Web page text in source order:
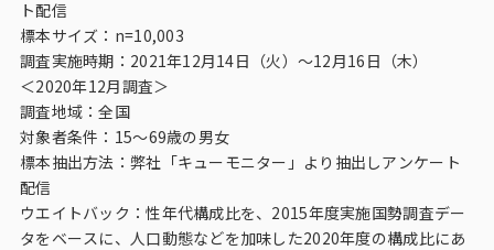
ト配信
標本サイズ：n=10,003
調査実施時期：2021年12月14日（火）～12月16日（木）
＜2020年12月調査＞
調査地域：全国
対象者条件：15～69歳の男女
標本抽出方法：弊社「キューモニター」より抽出しアンケート
配信
ウエイトバック：性年代構成比を、2015年度実施国勢調査デー
タをベースに、人口動態などを加味した2020年度の構成比にあ